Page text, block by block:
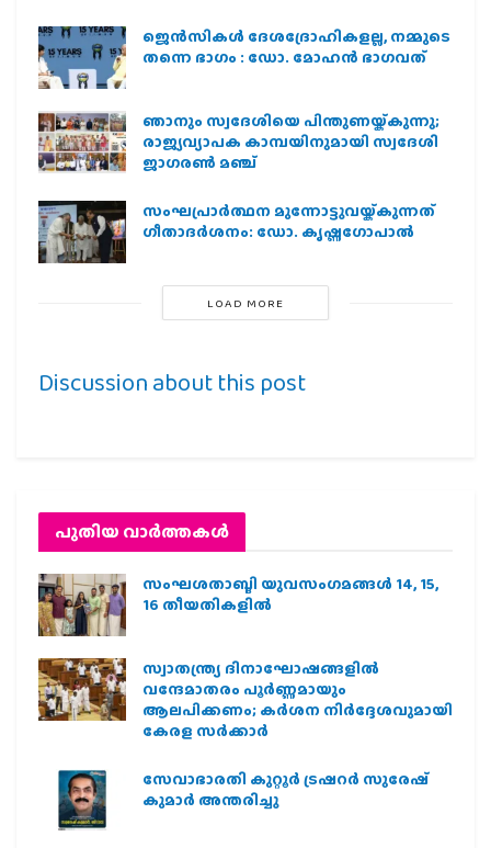
ജെന്‍സികള്‍ ദേശദ്രോഹികളല്ല, നമ്മുടെ
തന്നെ ഭാഗം : ഡോ. മോഹന്‍ ഭാഗവത്
ഞാനും സ്വദേശിയെ പിന്തുണയ്ക്കുന്നു;
രാജ്യവ്യാപക കാമ്പയിനുമായി സ്വദേശി
ജാഗരണ്‍ മഞ്ച്
സംഘപ്രാര്‍ത്ഥന മുന്നോട്ടുവയ്ക്കുന്നത്
ഗീതാദര്‍ശനം: ഡോ. കൃഷ്ണഗോപാല്‍
LOAD MORE
Discussion about this post
പുതിയ വാര്‍ത്തകള്‍
സംഘശതാബ്ദി യുവസംഗമങ്ങള്‍ 14, 15,
16 തീയതികളില്‍
സ്വാതന്ത്ര്യ ദിനാഘോഷങ്ങളിൽ
വന്ദേമാതരം പൂർണ്ണമായും
ആലപിക്കണം; കർശന നിർദ്ദേശവുമായി
കേരള സർക്കാർ
സേവാഭാരതി കുറ്റൂർ ട്രഷറർ സുരേഷ്
കുമാർ അന്തരിച്ചു